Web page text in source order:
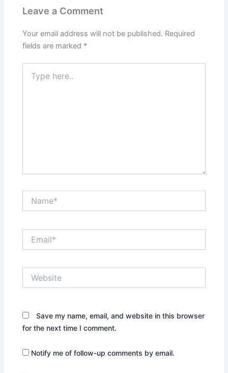
Leave a Comment
Your email address will not be published. Required
fields are marked *
here..
Save my name, email, and website in this browser
for the next time I comment.
Notify me of follow-up comments by email.